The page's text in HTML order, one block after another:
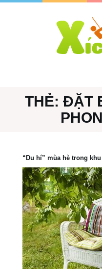
THẺ: ĐẶT
“Du hí” mùa hè trong